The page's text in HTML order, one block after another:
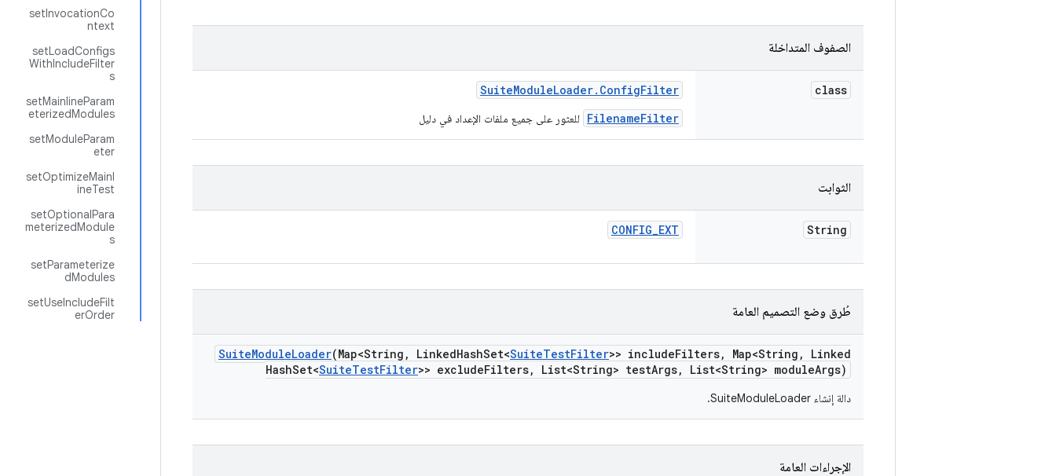
setInvocationCo
ntext
setLoadConfigs
WithIncludeFilter
s
setMainlineParam
eterizedModules
setModuleParam
eter
setOptimizeMainl
ineTest
setOptionalPara
meterizedModule
s
setParameterize
dModules
setUseIncludeFilt
erOrder
الصفوف المتداخلة
class
SuiteModuleLoader. ConfigFilter
FilenameFilter
للعثور على جميع ملفات الإعداد في دليل
الثوابت
String
CONFIG_EXT
طُرق وضع التصميم العامة
SuiteModuleLoader(Map<String , LinkedHashSet<SuiteTestFilter>> includeFilters, Map<String ,
Linked
HashSet<SuiteTestFilter>> excludeFilters, List<String> testArgs, List<String> moduleArgs)
دالة إنشاء SuiteModuleLoader.
الإجراءات العامة